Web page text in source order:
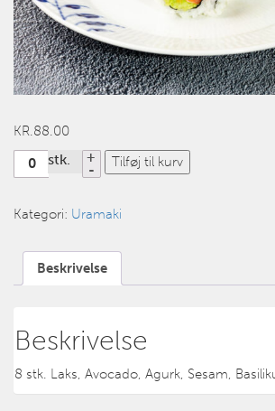
KR.88.00
Antal
stk. Tilføj til kurv
Kategori: Uramaki
Beskrivelse
Beskrivelse
8 stk. Laks, Avocado, Agurk, Sesam,